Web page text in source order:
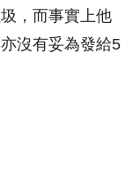
，而事實上他
沒有妥為發給5